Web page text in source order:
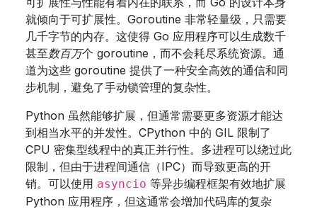
就倾向于可扩展性。Goroutine 非常轻量级，只需要
几千字节的内存。这使得 Go 应用程序可以生成数千
甚至数百万个 goroutine，而不会耗尽系统资源。通
道为这些 goroutine 提供了一种安全高效的通信和同
步机制，避免了手动锁管理的复杂性。
Python 虽然能够扩展，但通常需要更多资源才能达
到相当水平的并发性。CPython 中的 GIL 限制了
CPU 密集型线程中的真正并行性。多进程可以绕过此
限制，但由于进程间通信（IPC）而导致更高的开
销。可以使用 asyncio 等异步编程框架有效地扩展
Python 应用程序，但这通常会增加代码库的复杂